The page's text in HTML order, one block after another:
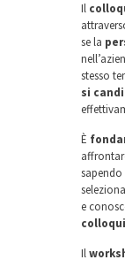
Il
se la
stesso
si
È
sapendo
e
Il